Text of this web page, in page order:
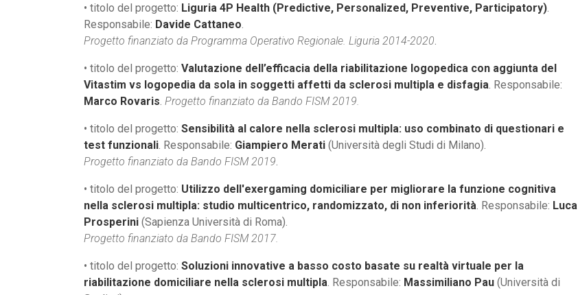
• titolo del progetto: Liguria 4P Health (Predictive, Personalized, Preventive, Participatory).
Responsabile: Davide Cattaneo.
Progetto finanziato da Programma Operativo Regionale. Liguria 2014-2020.
• titolo del progetto: Valutazione dell’efficacia della riabilitazione logopedica con aggiunta del
Vitastim vs logopedia da sola in soggetti affetti da sclerosi multipla e disfagia. Responsabile:
Marco Rovaris. Progetto finanziato da Bando FISM 2019.
• titolo del progetto: Sensibilità al calore nella sclerosi multipla: uso combinato di questionari e
test funzionali. Responsabile: Giampiero Merati (Università degli Studi di Milano).
Progetto finanziato da Bando FISM 2019.
• titolo del progetto: Utilizzo dell'exergaming domiciliare per migliorare la funzione cognitiva
nella sclerosi multipla: studio multicentrico, randomizzato, di non inferiorità. Responsabile: Luca
Prosperini (Sapienza Università di Roma).
Progetto finanziato da Bando FISM 2017.
• titolo del progetto: Soluzioni innovative a basso costo basate su realtà virtuale per la
riabilitazione domiciliare nella sclerosi multipla. Responsabile: Massimiliano Pau (Università di